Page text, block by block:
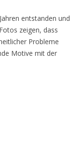
entstanden und
zeigen, dass
Probleme
Motive mit der